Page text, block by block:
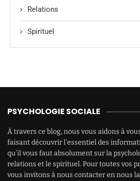
Relations
Spirituel
PSYCHOLOGIE SOCIALE
À travers ce blog, nous vous aidons à
faisant découvrir l’essentiel des
qu’il vous faut absolument sur la
relations et le spirituel. Pour toutes vos
vous invitons à nous contacter en nous